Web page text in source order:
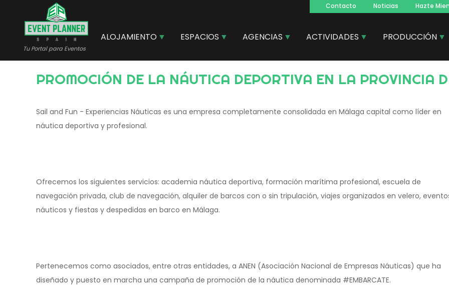
contenido
principal
Tu Portal para Eventos
Navegacion
principal
Contacto Noticias Hazte
ALOJAMIENTO ESPACIOS AGENCIAS ACTIVIDADES PRODUCCIÓN
PROMOCIÓN DE LA NÁUTICA DEPORTIVA EN LA PROVINCIA
Sail and Fun - Experiencias Náuticas es una empresa completamente consolidada en Málaga capital como líder en
náutica deportiva y profesional.
Ofrecemos los siguientes servicios: academia náutica deportiva, formación marítima profesional, escuela de
navegación privada, club de navegación, alquiler de barcos con o sin tripulación, viajes organizados en velero,
náuticos y fiestas y despedidas en barco en Málaga.
Pertenecemos como asociados, entre otras entidades, a ANEN (Asociación Nacional de Empresas Náuticas) que ha
diseñado y puesto en marcha una campaña de promoción de la náutica denominada #EMBARCATE.